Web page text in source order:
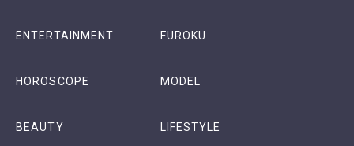
ENTERTAINMENT FUROKU
HOROSCOPE MODEL
BEAUTY LIFESTYLE